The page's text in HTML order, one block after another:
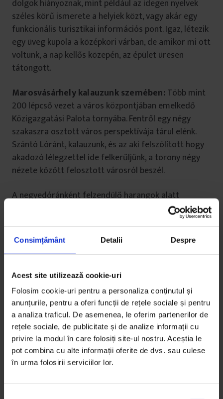
Consimțământ Detalii Despre
Acest site utilizează cookie-uri
Folosim cookie-uri pentru a personaliza conținutul și
anunțurile, pentru a oferi funcții de rețele sociale și pentru
a analiza traficul. De asemenea, le oferim partenerilor de
rețele sociale, de publicitate și de analize informații cu
privire la modul în care folosiți site-ul nostru. Aceștia le
pot combina cu alte informații oferite de dvs. sau culese
în urma folosirii serviciilor lor.
dolgok hiányoznak, mint például az idegen nyelvek
széles körű ismerete a helyiek közt, vagy akár egy
funkcionális turisztikai információs pont. Igaz, létezik
egy üveg kupola a középkori várban, de amikor mi ott
voltunk, a nap kellős közepén, az épület üresen
tátongott.
Marosvásárhely kalauzunk szemében: Több mint
200 lépcső vezet a város központjában emelkedő
Közigazgatási Palota tornyába. Fentről egy négy
szakaszra osztott város perspektívája tárul elénk.
Szántó Lóránt, kalauzunk, és az aki felszólított hogy
akadozó lélegzettel ide felkerűljünk, a torony négy
nézete között felosztott városról beszél.
A negyedóránként felzendülő harangok alatt
feltáruló első szeletben, a Közigazgatási Palota
színes tetőjén túl, a központ egyik részletét láthatjuk,
a távolban pedig az Azomures sziluettjét, a város
legfontosabb munkáltatója. A jobb oldalon láthatjuk
befejezetlen jégpályát, és a nagyrészt elhagyott
fotóüzemet is.
A harmadik oldalon látható a zsidó központ, a 19-ik
század végén épült zsinagóga, a város egyik
legfontosabb zsidó kulturális központja. Miután 1850
után befogadták őket a városba, a zsidók komoly
vállalkozásokat létesítettek és házakat emeltek. Ezt a
deportáltak, és az Auschwitz-megsemmisitőtáborba